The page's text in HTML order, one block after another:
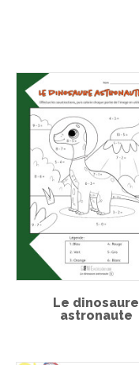
Le dinosaure
astronaute